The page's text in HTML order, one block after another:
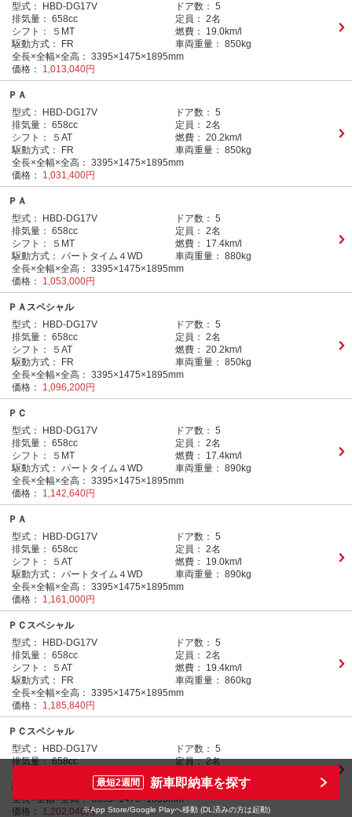
型式：
HBD-DG17V ドア数： 5
排気量： 658cc 定員： 2名
シフト：
５MT 燃費：
19.0km/l
駆動方式：
FR 車両重量： 850kg
全長×全幅×全高： 3395×1475×1895mm
価格：
1,013,040円
ＰＡ
型式：
HBD-DG17V ドア数： 5
排気量： 658cc 定員： 2名
シフト：
５AT 燃費： 20.2km/l
駆動方式：
FR 車両重量： 850kg
全長×全幅×全高： 3395×1475×1895mm
価格：
1,031,400円
ＰＡ
型式：
HBD-DG17V ドア数： 5
排気量： 658cc 定員： 2名
シフト：
５MT 燃費：
17.4km/l
駆動方式： パートタイム４WD 車両重量： 880kg
全長×全幅×全高： 3395×1475×1895mm
価格：
1,053,000円
ＰＡスペシャル
型式：
HBD-DG17V ドア数： 5
排気量： 658cc 定員： 2名
シフト：
５AT 燃費： 20.2km/l
駆動方式：
FR 車両重量： 850kg
全長×全幅×全高： 3395×1475×1895mm
価格：
1,096,200円
ＰＣ
型式：
HBD-DG17V ドア数： 5
排気量： 658cc 定員： 2名
シフト：
５MT 燃費：
17.4km/l
駆動方式： パートタイム４WD 車両重量： 890kg
全長×全幅×全高： 3395×1475×1895mm
価格：
1,142,640円
ＰＡ
型式：
HBD-DG17V ドア数： 5
排気量： 658cc 定員： 2名
シフト：
５AT 燃費：
19.0km/l
駆動方式： パートタイム４WD 車両重量： 890kg
全長×全幅×全高： 3395×1475×1895mm
価格：
1,161,000円
ＰＣスペシャル
型式：
HBD-DG17V ドア数： 5
排気量： 658cc 定員： 2名
シフト：
５AT 燃費：
19.4km/l
駆動方式：
FR 車両重量： 860kg
全長×全幅×全高： 3395×1475×1895mm
価格：
1,185,840円
ＰＣスペシャル
型式：
HBD-DG17V ドア数： 5
排気量： 658cc 定員： 2名
燃費：
17.0km/l
駆動方式：
車両重量： 870kg
全長×全幅×全高： 3395×1475×1895mm
価格：
1,202,040円
最短2週間 新車即納車を探す
※App Store/Google Playへ移動 (DL済みの方は起動)